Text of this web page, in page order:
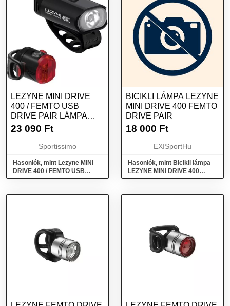
LEZYNE MINI DRIVE
400 / FEMTO USB
DRIVE PAIR LÁMPA
SZETT, FEKETE,
23 090 Ft
Sportissimo
Hasonlók, mint Lezyne MINI
DRIVE 400 / FEMTO USB
DRIVE PAIR Lámpa szett,
BICIKLI LÁMPA LEZYNE
MINI DRIVE 400 FEMTO
DRIVE PAIR
18 000 Ft
EXISportHu
Hasonlók, mint Bicikli lámpa
LEZYNE MINI DRIVE 400
FEMTO DRIVE PAIR